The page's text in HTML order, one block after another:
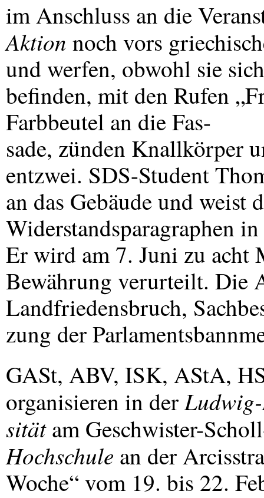
im Anschluss an die
Aktion noch vors
und werfen, obwohl sie
befinden, mit den Rufen
Farbbeutel an die Fas-
sade, zünden Knallkörper
entzwei. SDS-Student
an das Gebäude und weist
Widerstandsparagraphen
Er wird am 7. Juni zu acht
Bewährung verurteilt. Die
Landfriedensbruch,
zung der
GASt, ABV, ISK, AStA,
organisieren in der
sitätam Geschwister-
Hochschule an der
Woche“ vom 19. bis 22.